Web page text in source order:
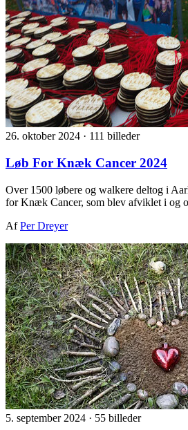
26. oktober 2024 · 111 billeder
Løb For Knæk Cancer 2024
Over 1500 løbere og walkere deltog i
for Knæk Cancer, som blev afviklet i og
AfPer Dreyer
5. september 2024 · 55 billeder